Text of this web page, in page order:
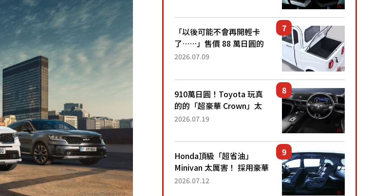
高階「Super Sport」車款
相同的...
「以後可能不會再開輕卡
了……」售價 88 萬日圓的
「超迷你輕型貨車」引發兩
100 公里！」「免驗車真的
太棒了！...
2026.07.09
910萬日圓！Toyota 玩真
的的「超豪華 Crown」太
厲害了！採用由「匠人技
運動化「底盤設定」！還配
備專屬豪華...
2026.07.19
Honda頂級「超省油」
Minivan 太厲害！ 採用豪華
「真皮座椅」與專屬「黑色
2026.07.12